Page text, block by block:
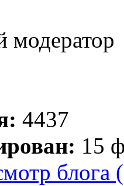
модератор
4437
15
блога